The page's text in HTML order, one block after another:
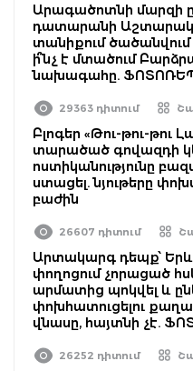
Արագածոտնի մարզի
դատարանի
տանիքում ծածանվում
ի՞նչ է մտածում
նախագահը.
29363 դիտում
Բլոգեր «Թու-թու-թու
տարածած գովազդի
ոստիկանությունը
ստացել. նյութերը
բաժին
26607 դիտում
Արտակարգ դեպք՝
փողոցում չորացած
արմատից պոկվել և
փոխհատուցելու
վնասը, հայտնի չէ.
26252 դիտում